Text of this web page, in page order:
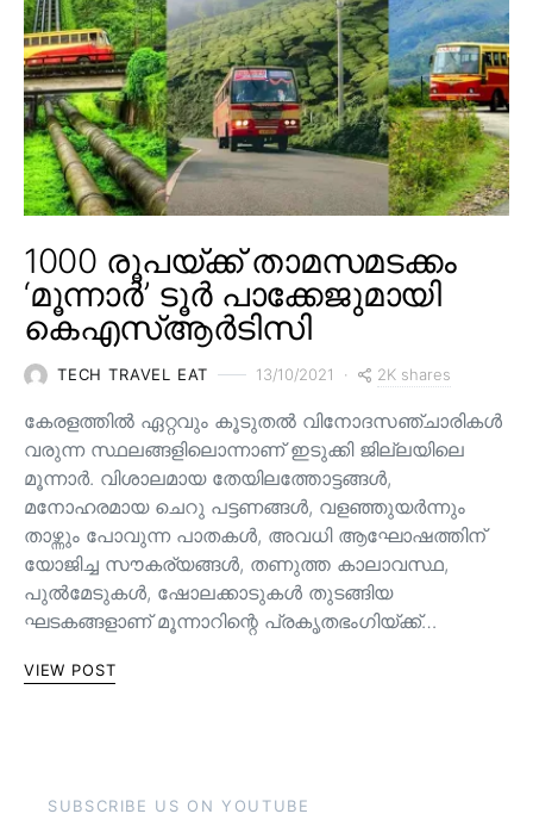
1000 രൂപയ്ക്ക് താമസമടക്കം
‘മൂന്നാർ’ ടൂർ പാക്കേജുമായി
കെഎസ്ആർടിസി
TECH TRAVEL EAT 13/10/2021 2K shares
കേരളത്തിൽ ഏറ്റവും കൂടുതൽ വിനോദസഞ്ചാരികൾ
വരുന്ന സ്ഥലങ്ങളിലൊന്നാണ് ഇടുക്കി ജില്ലയിലെ
മൂന്നാർ. വിശാലമായ തേയിലത്തോട്ടങ്ങള്‍,
മനോഹരമായ ചെറു പട്ടണങ്ങള്‍, വളഞ്ഞുയര്‍ന്നും
താഴ്ന്നും പോവുന്ന പാതകള്‍, അവധി ആഘോഷത്തിന്
യോജിച്ച സൗകര്യങ്ങള്‍, തണുത്ത കാലാവസ്ഥ,
പുൽമേടുകൾ, ഷോലക്കാടുകൾ തുടങ്ങിയ
ഘടകങ്ങളാണ് മൂന്നാറിന്റെ പ്രകൃതഭംഗിയ്ക്ക്…
VIEW POST
SUBSCRIBE US ON YOUTUBE